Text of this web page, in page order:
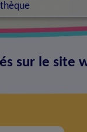
sur le site